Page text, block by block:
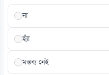
না
হ্যাঁ
মন্তব্য নেই